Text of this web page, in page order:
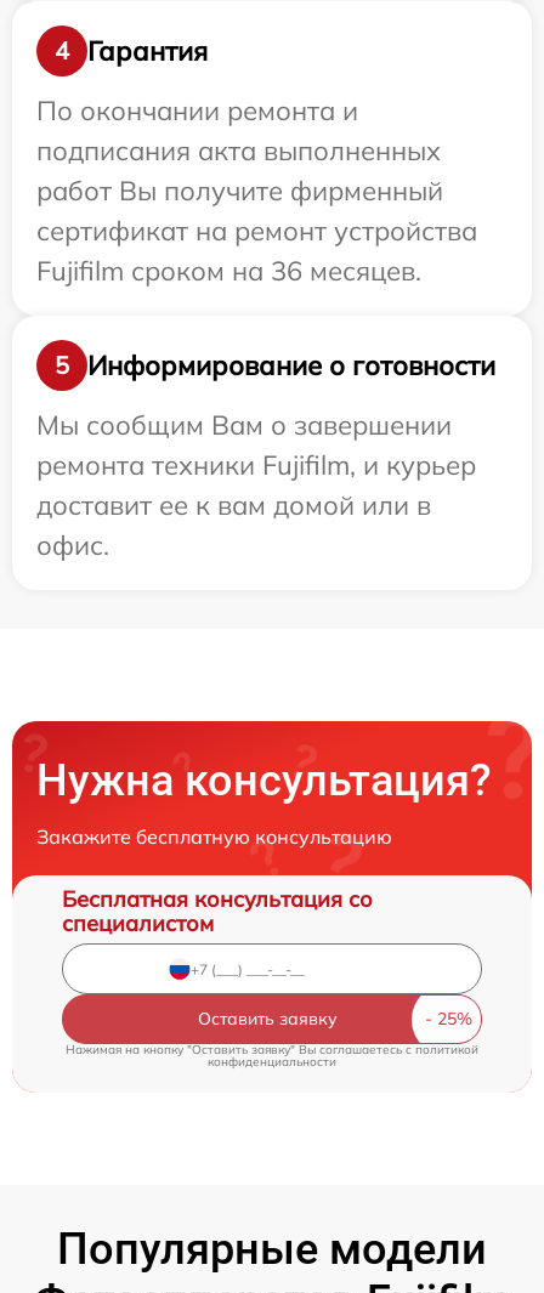
4
Гарантия
По окончании ремонта и
подписания акта выполненных
работ Вы получите фирменный
сертификат на ремонт устройства
Fujifilm сроком на 36 месяцев.
5
Информирование о готовности
Мы сообщим Вам о завершении
ремонта техники Fujifilm, и курьер
доставит ее к вам домой или в
офис.
Нужна консультация?
Закажите бесплатную консультацию
Бесплатная консультация со
специалистом
Оставить заявку
Нажимая на кнопку "Оставить заявку" Вы соглашаетесь c политикой
конфиденциальности
Популярные модели